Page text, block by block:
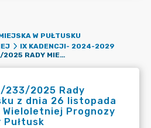
W PUŁTUSKU
IX KADENCJI- 2024-2029
UCHWAŁA NR XXVIII/233/2025 RADY MIEJSKIEJ W PUŁTUSKU Z DNIA 26 LISTOPADA 2025 R. W SPRAWIE WIELOLETNIEJ PROGNOZY FINANSOWEJ GMINY PUŁTUSK
233/2025 Rady
z dnia 26 listopada
Prognozy
Pułtusk